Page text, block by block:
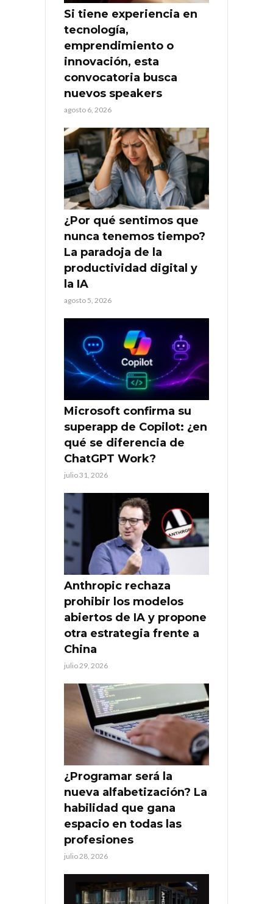
Si tiene experiencia en
tecnología,
emprendimiento o
innovación, esta
convocatoria busca
nuevos speakers
agosto 6, 2026
¿Por qué sentimos que
nunca tenemos tiempo?
La paradoja de la
productividad digital y
la IA
agosto 5, 2026
Microsoft confirma su
superapp de Copilot: ¿en
qué se diferencia de
ChatGPT Work?
julio 31, 2026
Anthropic rechaza
prohibir los modelos
abiertos de IA y propone
otra estrategia frente a
China
julio 29, 2026
¿Programar será la
nueva alfabetización? La
habilidad que gana
espacio en todas las
profesiones
julio 28, 2026